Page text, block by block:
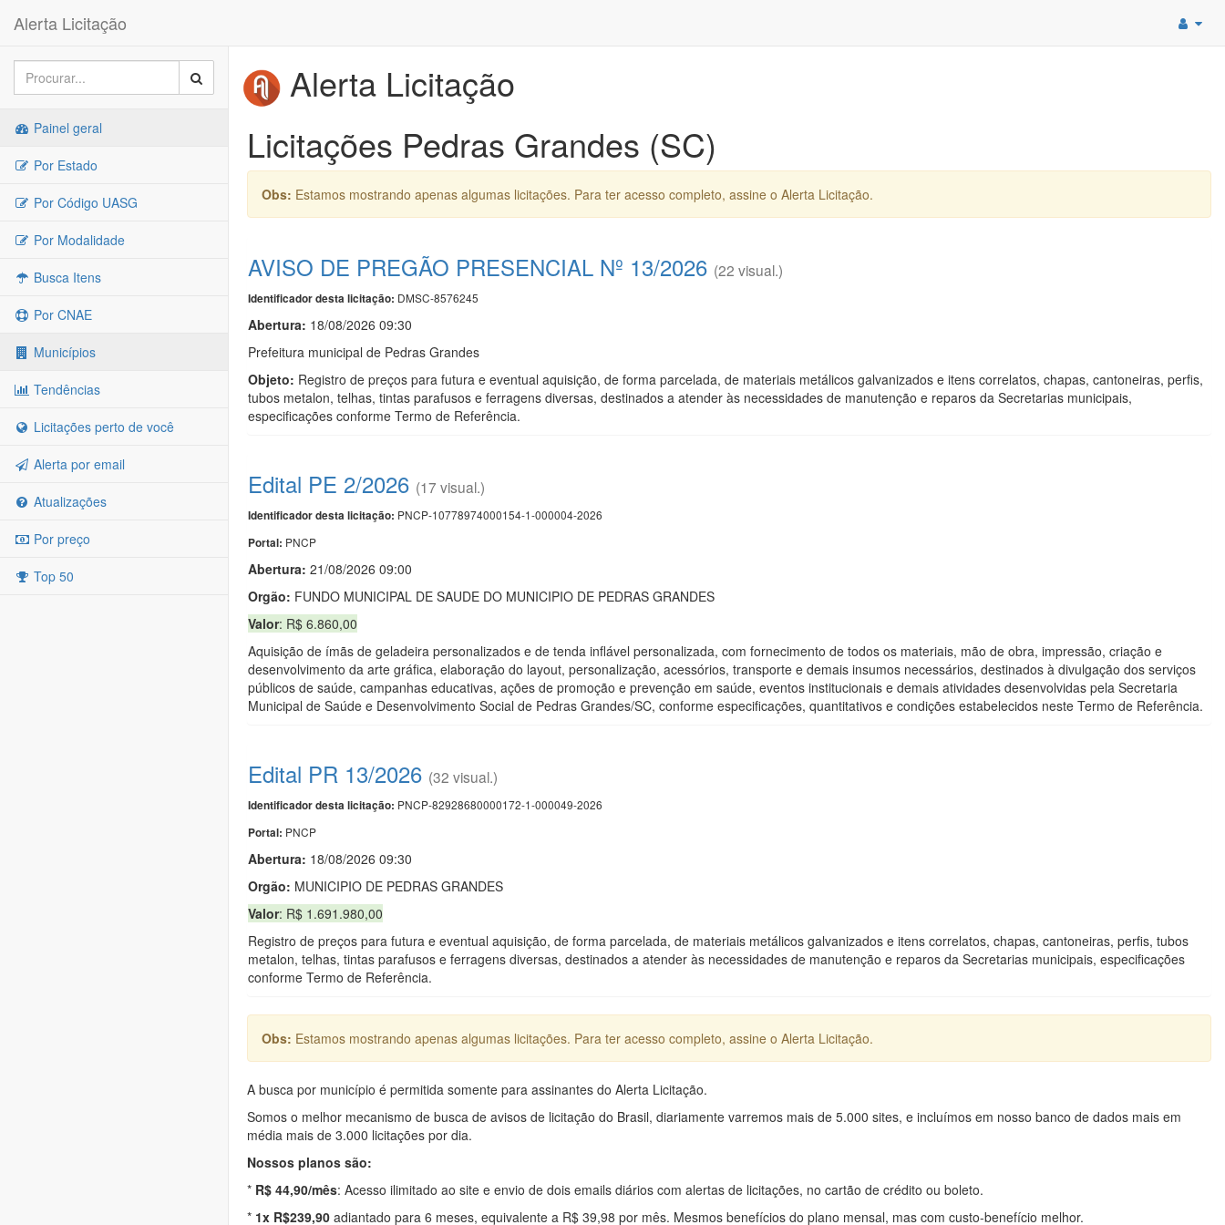
Alerta Licitação
Painel geral
Por Estado
Por Código UASG
Por Modalidade
Busca Itens
Por CNAE
Municípios
Tendências
Licitações perto de você
Alerta por email
Atualizações
Por preço
Top 50
Alerta Licitação
Licitações Pedras Grandes (SC)
Obs: Estamos mostrando apenas algumas licitações. Para ter acesso completo, assine o Alerta Licitação.
AVISO DE PREGÃO PRESENCIAL Nº 13/2026 (22 visual.)
Identificador desta licitação: DMSC-8576245
Abertura: 18/08/2026 09:30
Prefeitura municipal de Pedras Grandes
Objeto: Registro de preços para futura e eventual aquisição, de forma parcelada, de materiais metálicos galvanizados e itens correlatos, chapas, cantoneiras, perfis,
tubos metalon, telhas, tintas parafusos e ferragens diversas, destinados a atender às necessidades de manutenção e reparos da Secretarias municipais,
especificações conforme Termo de Referência.
Edital PE 2/2026 (17 visual.)
Identificador desta licitação: PNCP-10778974000154-1-000004-2026
Portal: PNCP
Abertura: 21/08/2026 09:00
Orgão: FUNDO MUNICIPAL DE SAUDE DO MUNICIPIO DE PEDRAS GRANDES
Valor: R$ 6.860,00
Aquisição de ímãs de geladeira personalizados e de tenda inflável personalizada, com fornecimento de todos os materiais, mão de obra, impressão, criação e
desenvolvimento da arte gráfica, elaboração do layout, personalização, acessórios, transporte e demais insumos necessários, destinados à divulgação dos serviços
públicos de saúde, campanhas educativas, ações de promoção e prevenção em saúde, eventos institucionais e demais atividades desenvolvidas pela Secretaria
Municipal de Saúde e Desenvolvimento Social de Pedras Grandes/SC, conforme especificações, quantitativos e condições estabelecidos neste Termo de Referência.
Edital PR 13/2026 (32 visual.)
Identificador desta licitação: PNCP-82928680000172-1-000049-2026
Portal: PNCP
Abertura: 18/08/2026 09:30
Orgão: MUNICIPIO DE PEDRAS GRANDES
Valor: R$ 1.691.980,00
Registro de preços para futura e eventual aquisição, de forma parcelada, de materiais metálicos galvanizados e itens correlatos, chapas, cantoneiras, perfis, tubos
metalon, telhas, tintas parafusos e ferragens diversas, destinados a atender às necessidades de manutenção e reparos da Secretarias municipais, especificações
conforme Termo de Referência.
Obs: Estamos mostrando apenas algumas licitações. Para ter acesso completo, assine o Alerta Licitação.
A busca por município é permitida somente para assinantes do Alerta Licitação.
Somos o melhor mecanismo de busca de avisos de licitação do Brasil, diariamente varremos mais de 5.000 sites, e incluímos em nosso banco de dados mais em
média mais de 3.000 licitações por dia.
Nossos planos são:
* R$ 44,90/mês: Acesso ilimitado ao site e envio de dois emails diários com alertas de licitações, no cartão de crédito ou boleto.
* 1x R$239,90 adiantado para 6 meses, equivalente a R$ 39,98 por mês. Mesmos benefícios do plano mensal, mas com custo-benefício melhor.